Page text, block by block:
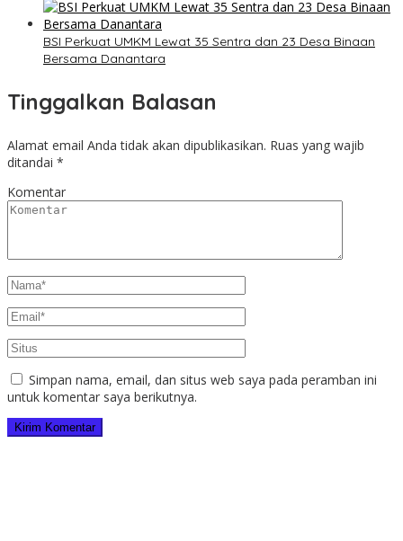
BSI Perkuat UMKM Lewat 35 Sentra dan 23 Desa Binaan
Bersama Danantara
Tinggalkan Balasan
Alamat email Anda tidak akan dipublikasikan. Ruas yang wajib
ditandai *
Komentar
Simpan nama, email, dan situs web saya pada peramban ini
untuk komentar saya berikutnya.